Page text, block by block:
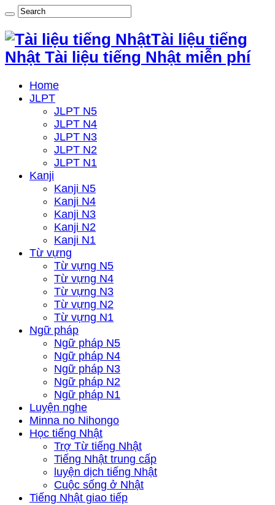
Tài liệu tiếng
Nhật Tài liệu tiếng Nhật miễn phí
Home
JLPT
JLPT N5
JLPT N4
JLPT N3
JLPT N2
JLPT N1
Kanji
Kanji N5
Kanji N4
Kanji N3
Kanji N2
Kanji N1
Từ vựng
Từ vựng N5
Từ vựng N4
Từ vựng N3
Từ vựng N2
Từ vựng N1
Ngữ pháp
Ngữ pháp N5
Ngữ pháp N4
Ngữ pháp N3
Ngữ pháp N2
Ngữ pháp N1
Luyện nghe
Minna no Nihongo
Học tiếng Nhật
Trợ Từ tiếng Nhật
Tiếng Nhật trung cấp
luyện dịch tiếng Nhật
Cuộc sống ở Nhật
Tiếng Nhật giao tiếp